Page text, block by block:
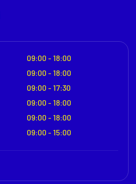
09:00 - 18:00
09:00 - 18:00
09:00 - 17:30
09:00 - 18:00
09:00 - 18:00
09:00 - 15:00